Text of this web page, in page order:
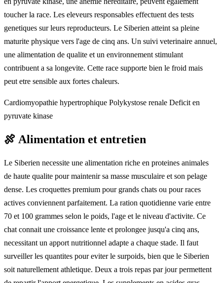
toucher la race. Les eleveurs responsables effectuent des tests
genetiques sur leurs reproducteurs. Le Siberien atteint sa pleine
maturite physique vers l'age de cinq ans. Un suivi veterinaire annuel,
une alimentation de qualite et un environnement stimulant
contribuent a sa longevite. Cette race supporte bien le froid mais
peut etre sensible aux fortes chaleurs.
Cardiomyopathie hypertrophique Polykystose renale Deficit en
pyruvate kinase
🍖 Alimentation et entretien
Le Siberien necessite une alimentation riche en proteines animales
de haute qualite pour maintenir sa masse musculaire et son pelage
dense. Les croquettes premium pour grands chats ou pour races
actives conviennent parfaitement. La ration quotidienne varie entre
70 et 100 grammes selon le poids, l'age et le niveau d'activite. Ce
chat connait une croissance lente et prolongee jusqu'a cinq ans,
necessitant un apport nutritionnel adapte a chaque stade. Il faut
surveiller les quantites pour eviter le surpoids, bien que le Siberien
soit naturellement athletique. Deux a trois repas par jour permettent